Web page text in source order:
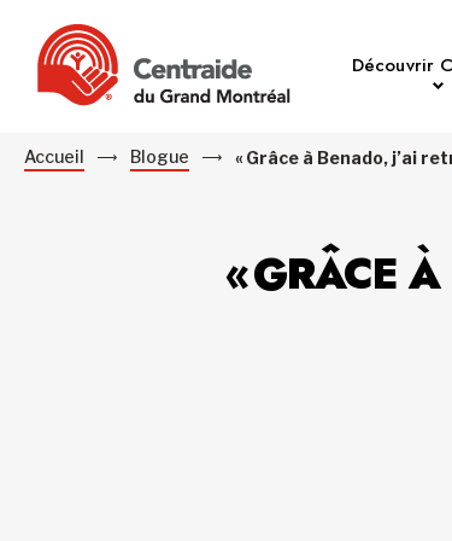
Découvrir
Accueil Blogue « Grâce à Benado, j’ai
« GRÂCE